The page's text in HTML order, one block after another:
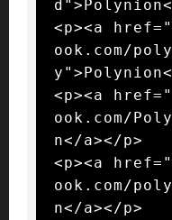
<p><a
ook.com/
<p><a
ook.com/
n</a></p>
<p><a
ook.com/
n</a></p>